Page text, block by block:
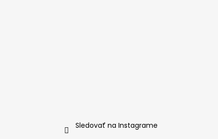
Sledovať na Instagrame